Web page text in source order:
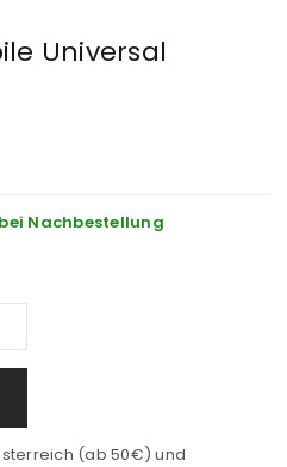
Universal
Nachbestellung
(ab 50€) und